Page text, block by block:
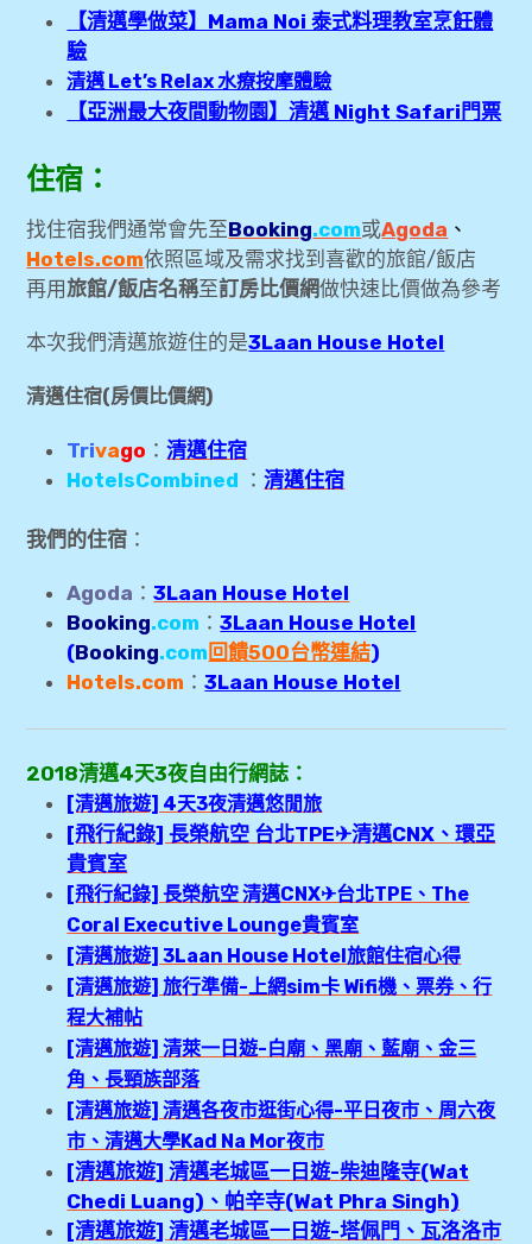
【清邁學做菜】Mama Noi 泰式料理教室烹飪體
驗
清邁 Let’s Relax 水療按摩體驗
【亞洲最大夜間動物園】清邁 Night Safari門票
住宿：
找住宿我們通常會先至Booking.com或Agoda 、
Hotels.com依照區域及需求找到喜歡的旅館/飯店
再用旅館/飯店名稱至訂房比價網做快速比價做為參考
本次我們清邁旅遊住的是3Laan House Hotel
清邁住宿(房價比價網)
Trivago ：清邁住宿
HotelsCombined ：清邁住宿
我們的住宿 ：
Agoda ：3Laan House Hotel
Booking.com ：3Laan House Hotel
(Booking.com 回饋500台幣連結)
Hotels.com ：3Laan House Hotel
2018清邁4天3夜自由行網誌：
[清邁旅遊] 4天3夜清邁悠閒旅
[飛行紀錄] 長榮航空 台北TPE✈清邁CNX、環亞
貴賓室
[飛行紀錄] 長榮航空 清邁CNX✈台北TPE、The
Coral Executive Lounge貴賓室
[清邁旅遊] 3Laan House Hotel旅館住宿心得
[清邁旅遊] 旅行準備-上網sim卡 Wifi機、票券、行
程大補帖
[清邁旅遊] 清萊一日遊-白廟、黑廟、藍廟、金三
角、長頸族部落
[清邁旅遊] 清邁各夜市逛街心得-平日夜市、周六夜
市、清邁大學Kad Na Mor夜市
[清邁旅遊] 清邁老城區一日遊-柴迪隆寺(Wat
Chedi Luang)、帕辛寺(Wat Phra Singh)
[清邁旅遊] 清邁老城區一日遊-塔佩門、瓦洛洛市